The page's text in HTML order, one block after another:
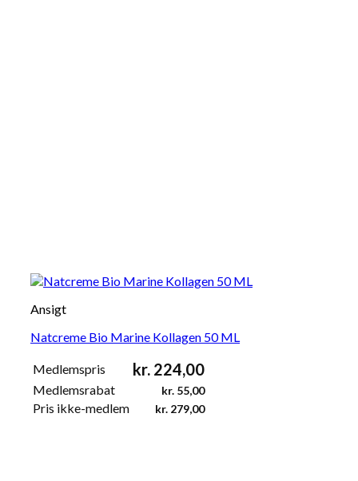
Ansigt
Natcreme Bio Marine Kollagen 50 ML
Medlemspris kr. 224,00
Medlemsrabat kr. 55,00
Pris ikke-medlem kr. 279,00